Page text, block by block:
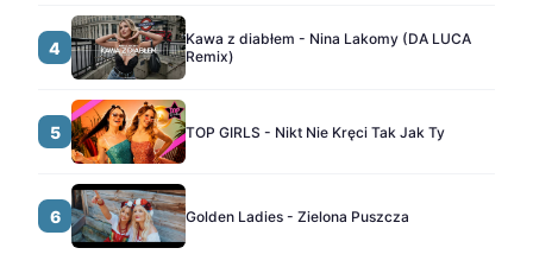
4
Kawa z diabłem - Nina Lakomy (DA LUCA
Remix)
5 TOP GIRLS - Nikt Nie Kręci Tak Jak Ty
6 Golden Ladies - Zielona Puszcza